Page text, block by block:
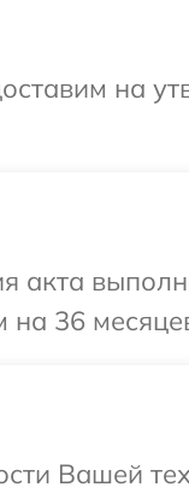
на
акта
на 36
Вашей